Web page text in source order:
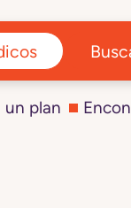
un plan